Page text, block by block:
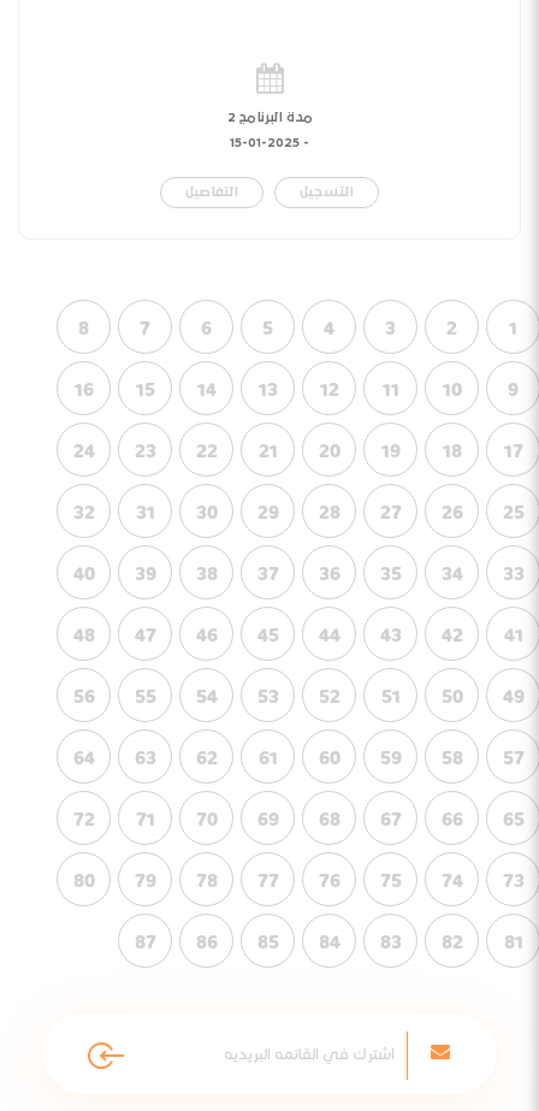
مدة البرنامج 2
-
15-01-2025
التسجيل التفاصيل
1
2
3
4
5
6
7
8
9
10
11
12
13
14
15
16
17
18
19
20
21
22
23
24
25
26
27
28
29
30
31
32
33
34
35
36
37
38
39
40
41
42
43
44
45
46
47
48
49
50
51
52
53
54
55
56
57
58
59
60
61
62
63
64
65
66
67
68
69
70
71
72
73
74
75
76
77
78
79
80
81
82
83
84
85
86
87